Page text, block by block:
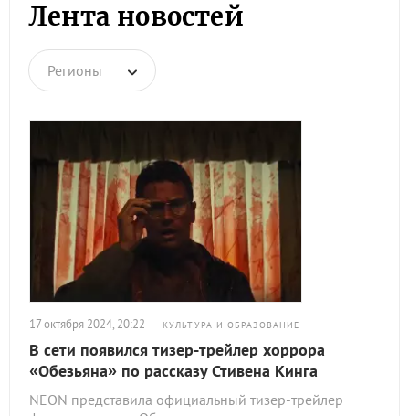
Лента новостей
Регионы
17 октября 2024, 20:22 КУЛЬТУРА И ОБРАЗОВАНИЕ
В сети появился тизер-трейлер хоррора
«Обезьяна» по рассказу Стивена Кинга
NEON представила официальный тизер-трейлер